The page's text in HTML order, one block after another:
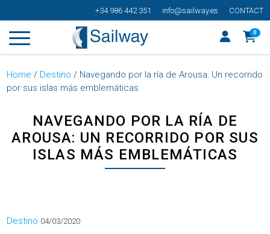
+34 986 442 351 info@sailway.es CONTACT
0
Home / Destino / Navegando por la ría de Arousa: Un recorrido
por sus islas más emblemáticas
NAVEGANDO POR LA RÍA DE
AROUSA: UN RECORRIDO POR SUS
ISLAS MÁS EMBLEMÁTICAS
Categorías
Destino 04/03/2020